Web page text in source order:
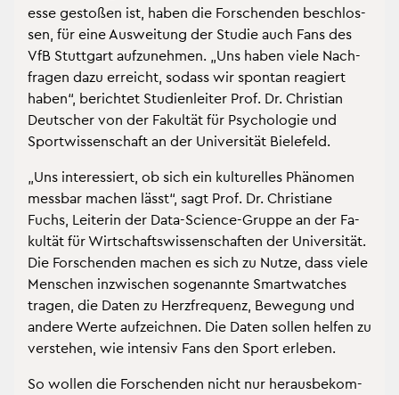
es­se ge­sto­ßen ist, haben die For­schen­den be­schlos­
sen, für eine Aus­wei­tung der Stu­die auch Fans des
VfB Stutt­gart auf­zu­neh­men. „Uns haben viele Nach­
fra­gen dazu er­reicht, so­dass wir spon­tan re­agiert
haben“, be­rich­tet Stu­di­en­lei­ter Prof. Dr. Chris­ti­an
Deut­scher von der Fa­kul­tät für Psy­cho­lo­gie und
Sport­wis­sen­schaft an der Uni­ver­si­tät Bie­le­feld.
„Uns in­ter­es­siert, ob sich ein kul­tu­rel­les Phä­no­men
mess­bar ma­chen lässt“, sagt Prof. Dr. Chris­tia­ne
Fuchs, Lei­te­rin der Data-Sci­ence-Grup­pe an der Fa­
kul­tät für Wirt­schafts­wis­sen­schaf­ten der Uni­ver­si­tät.
Die For­schen­den ma­chen es sich zu Nutze, dass viele
Men­schen in­zwi­schen so­ge­nann­te Smart­wat­ches
tra­gen, die Daten zu Herz­fre­quenz, Be­we­gung und
an­de­re Werte auf­zeich­nen. Die Daten sol­len hel­fen zu
ver­ste­hen, wie in­ten­siv Fans den Sport er­le­ben.
So wol­len die For­schen­den nicht nur her­aus­be­kom­